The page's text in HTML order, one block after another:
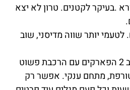
.בעיקר לקטנים. טרון לא יצא
לטעמי יותר שווה מדיסני, שוב
המתחם של הארי פוטר ב 2 הפארקים עם הרכבת פשוט
מתחם ענקי. אפשר רק